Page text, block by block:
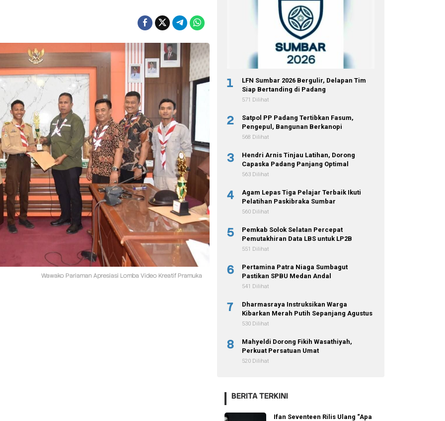
Wawako Pariaman Apresiasi Lomba Video Kreatif Pramuka
1
LFN Sumbar 2026 Bergulir, Delapan Tim
Siap Bertanding di Padang
571 Dilihat
2
Satpol PP Padang Tertibkan Fasum,
Pengepul, Bangunan Berkanopi
568 Dilihat
3
Hendri Arnis Tinjau Latihan, Dorong
Capaska Padang Panjang Optimal
563 Dilihat
4
Agam Lepas Tiga Pelajar Terbaik Ikuti
Pelatihan Paskibraka Sumbar
560 Dilihat
5
Pemkab Solok Selatan Percepat
Pemutakhiran Data LBS untuk LP2B
551 Dilihat
6
Pertamina Patra Niaga Sumbagut
Pastikan SPBU Medan Andal
541 Dilihat
7
Dharmasraya Instruksikan Warga
Kibarkan Merah Putih Sepanjang Agustus
530 Dilihat
8
Mahyeldi Dorong Fikih Wasathiyah,
Perkuat Persatuan Umat
520 Dilihat
BERITA TERKINI
Ifan Seventeen Rilis Ulang “Apa